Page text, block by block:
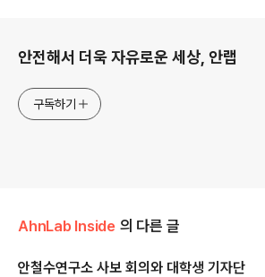
안전해서 더욱 자유로운 세상, 안랩
구독하기
AhnLab Inside 의 다른 글
안철수연구소 사보 회의와 대학생 기자단